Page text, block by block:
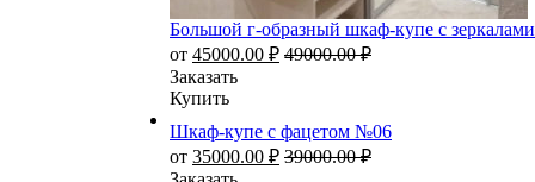
Большой г-образный шкаф-купе с
от 45000.00 ₽ 49000.00₽
Заказать
Купить
Шкаф-купе с фацетом №06
от 35000.00 ₽ 39000.00₽